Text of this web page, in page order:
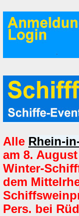
Alle Rhein-
am 8.
Winter-
dem
Pers. bei